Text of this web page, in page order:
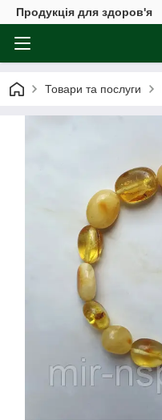
Продукція для здоров'я
Товари та послуги